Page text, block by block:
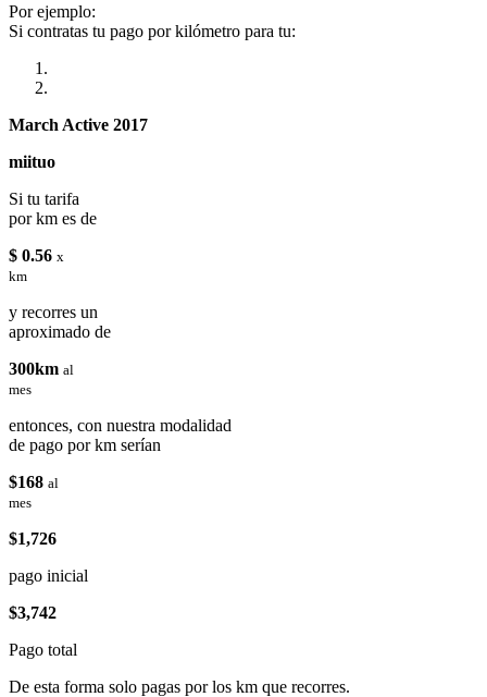
Por ejemplo:
Si contratas tu pago por kilómetro para tu:
March Active 2017
miituo
Si tu tarifa
por km es de
$ 0.56 x
km
y recorres un
aproximado de
300km al
mes
entonces, con nuestra modalidad
de pago por km serían
$168 al
mes
$1,726
pago inicial
$3,742
Pago total
De esta forma solo pagas por los km que recorres.